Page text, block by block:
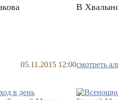
05.11.2015 12:00
В
смотреть